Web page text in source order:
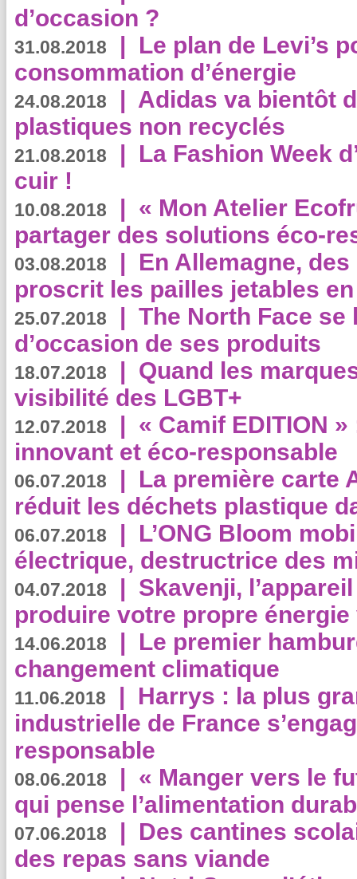
d’occasion ?
31.08.2018 | Le plan de Levi’s
consommation d’énergie
24.08.2018 | Adidas va bientôt
plastiques non recyclés
21.08.2018 | La Fashion Week
cuir !
10.08.2018 | « Mon Atelier
partager des solutions éco-
03.08.2018 | En Allemagne,
proscrit les pailles jetables
25.07.2018 | The North Face se
d’occasion de ses produits
18.07.2018 | Quand les
visibilité des LGBT+
12.07.2018 | « Camif EDITION
innovant et éco-responsable
06.07.2018 | La première carte
réduit les déchets plastique
06.07.2018 | L’ONG Bloom
électrique, destructrice des
04.07.2018 | Skavenji,
produire votre propre
14.06.2018 | Le premier
changement climatique
11.06.2018 | Harrys : la plus
industrielle de France
responsable
08.06.2018 | « Manger vers le
qui pense l’alimentation
07.06.2018 | Des cantines
des repas sans viande